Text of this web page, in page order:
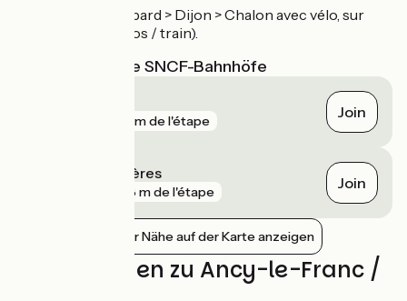
TGV Paris > Montbard > Dijon > Chalon avec vélo, sur
réservation (6 vélos / train).
Nächstgelegene SNCF-Bahnhöfe
215 m de l'étape Join
Nuits sous Ravières
878 m de l'étape Join
Bahnhöfe in der Nähe auf der Karte anzeigen
Bewertungen zu Ancy-le-Franc /